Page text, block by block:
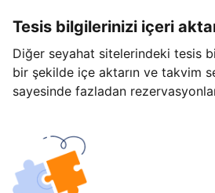
Tesis bilgilerinizi içeri
Diğer seyahat sitelerindeki tesis
bir şekilde içe aktarın ve takvim
sayesinde fazladan